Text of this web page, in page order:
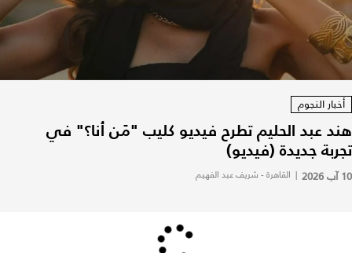
أخبار النجوم
هند عبد الحليم تطرح فيديو كليب "مَن أنا؟" في
تجربة جديدة (فيديو)
10 آب 2026 | القاهرة - شريف عبد الفهيم